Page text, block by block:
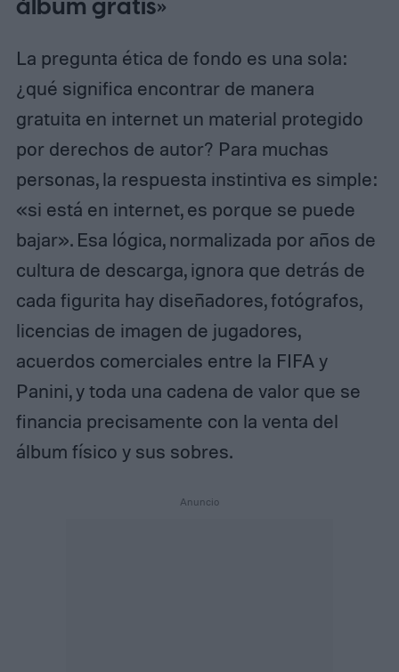
álbum gratis»
La pregunta ética de fondo es una sola:
¿qué significa encontrar de manera
gratuita en internet un material protegido
por derechos de autor? Para muchas
personas, la respuesta instintiva es simple:
«si está en internet, es porque se puede
bajar». Esa lógica, normalizada por años de
cultura de descarga, ignora que detrás de
cada figurita hay diseñadores, fotógrafos,
licencias de imagen de jugadores,
acuerdos comerciales entre la FIFA y
Panini, y toda una cadena de valor que se
financia precisamente con la venta del
álbum físico y sus sobres.